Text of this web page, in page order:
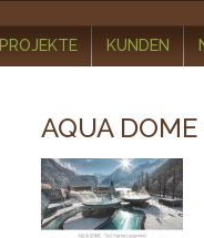
PROJEKTE KUNDEN
AQUA